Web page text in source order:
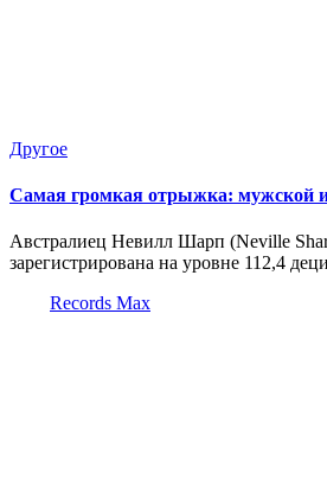
Опубликовано
Другое
Самая громкая отрыжка: мужской
Австралиец Невилл Шарп (Neville
зарегистрирована на уровне 112,4
Records Max